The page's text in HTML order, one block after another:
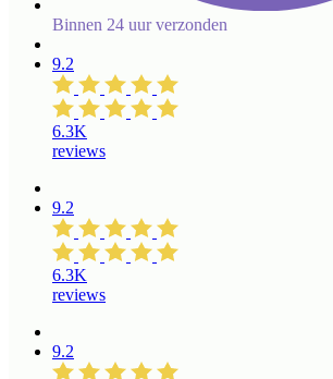
Binnen 24 uur verzonden
9.2
6.3K
reviews
9.2
6.3K
reviews
9.2